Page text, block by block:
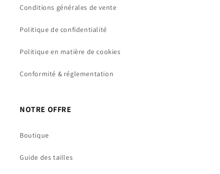
Conditions générales de vente
Politique de confidentialité
Politique en matière de cookies
Conformité & réglementation
NOTRE OFFRE
Boutique
Guide des tailles